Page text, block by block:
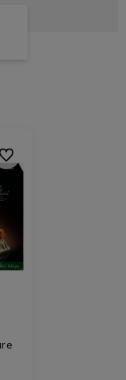
Do ulubionych